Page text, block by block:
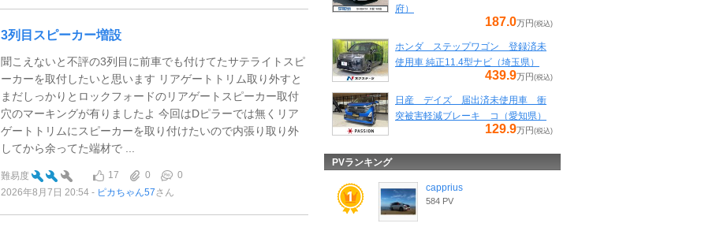
3列目スピーカー増設
聞こえないと不評の3列目に前車でも付けてたサテライトスピ
ーカーを取付したいと思います リアゲートトリム取り外すと
まだしっかりとロックフォードのリアゲートスピーカー取付
穴のマーキングが有りましたよ 今回はDピラーでは無くリア
ゲートトリムにスピーカーを取り付けたいので内張り取り外
してから余ってた端材で ...
難易度 17 0
0
2026年8月7日 20:54
ピカちゃん57さん
府）
187.0万円 (税込)
ホンダ ステップワゴン 登録済未
使用車 純正11.4型ナビ（埼玉県）
439.9万円 (税込)
日産 デイズ 届出済未使用車 衝
突被害軽減ブレーキ コ（愛知県）
129.9万円 (税込)
PVランキング
capprius
584 PV